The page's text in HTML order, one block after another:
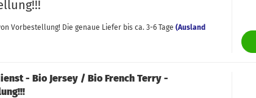
Sonne &
-
Overlockgarn
Reflektierende
Zipper
Webband
Nützliches
Gummibänder
Vorbestellung! Die genaue Liefer bis ca. 3-6 Tage (Ausland
- Bio Jersey / Bio French Terry -